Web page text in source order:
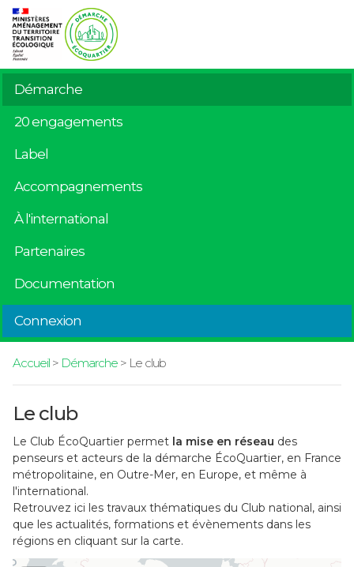
Démarche
20 engagements
Label
Accompagnements
À l'international
Partenaires
Documentation
Connexion
Accueil> Démarche> Le club
Le club
Le Club ÉcoQuartier permet la mise en réseau des
penseurs et acteurs de la démarche ÉcoQuartier, en France
métropolitaine, en Outre-Mer, en Europe, et même à
l'international.
Retrouvez ici les travaux thématiques du Club national, ainsi
que les actualités, formations et évènements dans les
régions en cliquant sur la carte.